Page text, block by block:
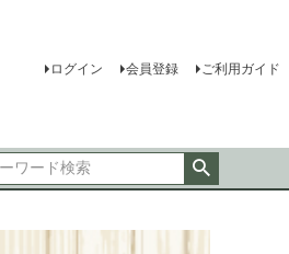
ログイン 会員登録 ご利用ガイド